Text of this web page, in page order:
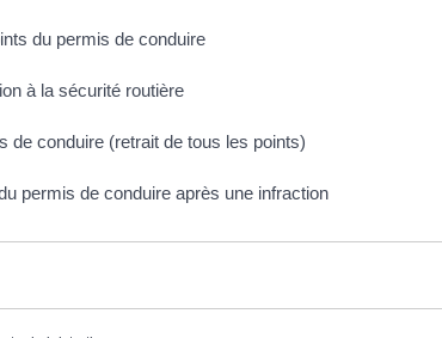
du permis de conduire
à la sécurité routière
de conduire (retrait de tous les points)
permis de conduire après une infraction